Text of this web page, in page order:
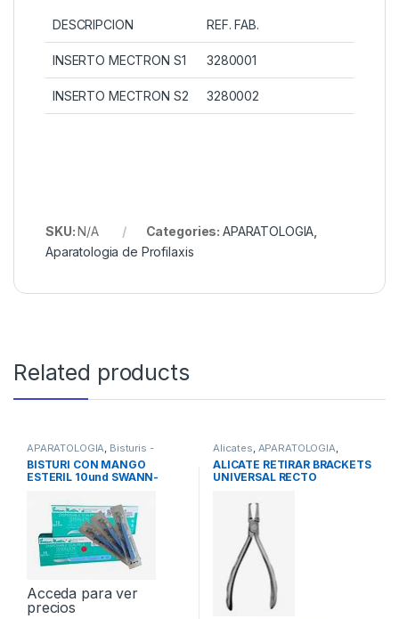
DESCRIPCION REF. FAB.
INSERTO MECTRON S1 3280001
INSERTO MECTRON S2 3280002
SKU:N/A Categories: APARATOLOGIA
Aparatologia de Profilaxis
Related products
APARATOLOGIA Bisturis -
Instrumental
BISTURI CON MANGO
ESTERIL 10und SWANN-
Acceda para ver
precios
Alicates APARATOLOGIA
Instrumental
ALICATE RETIRAR BRACKETS
UNIVERSAL RECTO